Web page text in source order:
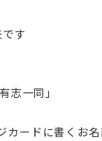
す
志一同」
カードに書くお